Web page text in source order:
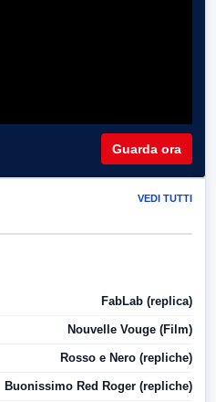
Guarda ora
VEDI TUTTI
FabLab (replica)
Nouvelle Vouge (Film)
Rosso e Nero (repliche)
Buonissimo Red Roger (repliche)